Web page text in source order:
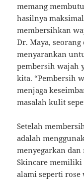
memang
hasilnya
membersihkan
Dr. Maya,
menyarankan
pembersih wajah
kita. “Pembersih
menjaga
masalah kulit
Setelah
adalah
menyegarkan
Skincare memiliki
alami seperti rose